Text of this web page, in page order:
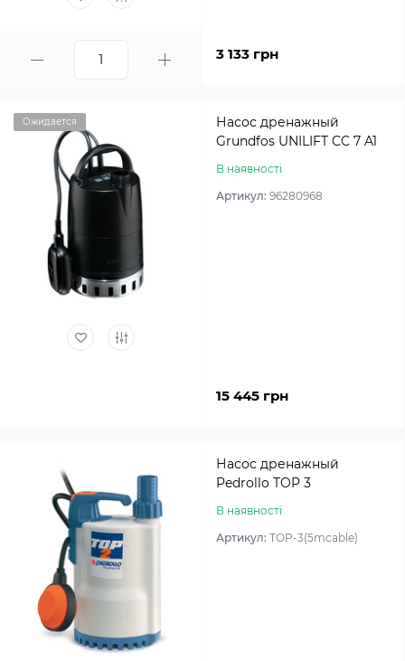
3 133 грн
Ожидается
Насос дренажный
Grundfos UNILIFT CC 7 A1
В наявності
Артикул: 96280968
15 445 грн
Насос дренажный
Pedrollo TOP 3
В наявності
Артикул: TOP-3(5mcable)